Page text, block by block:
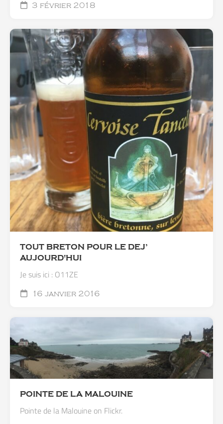
3 février 2018
TOUT BRETON POUR LE DEJ’
AUJOURD'HUI
Je suis ici : O11ZE
16 janvier 2016
POINTE DE LA MALOUINE
Pointe de la Malouine on Flickr.